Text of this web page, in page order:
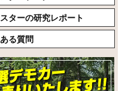
ターの研究レポート
る質問